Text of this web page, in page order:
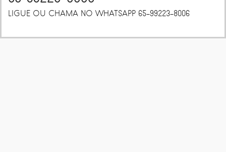
LIGUE OU CHAMA NO WHATSAPP 65-99223-8006